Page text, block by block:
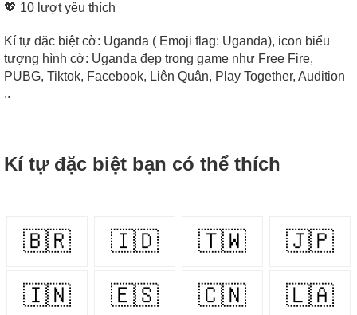
💖 10 lượt yêu thích
Kí tự đặc biệt cờ: Uganda ( Emoji flag: Uganda), icon biểu
tượng hình cờ: Uganda đẹp trong game như Free Fire,
PUBG, Tiktok, Facebook, Liên Quân, Play Together, Audition
..
Kí tự đặc biệt bạn có thể thích
🇧🇷 🇮🇩 🇹🇼 🇯🇵
🇮🇳 🇪🇸 🇨🇳 🇱🇦